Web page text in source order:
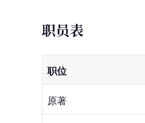
职员表
职位
原著